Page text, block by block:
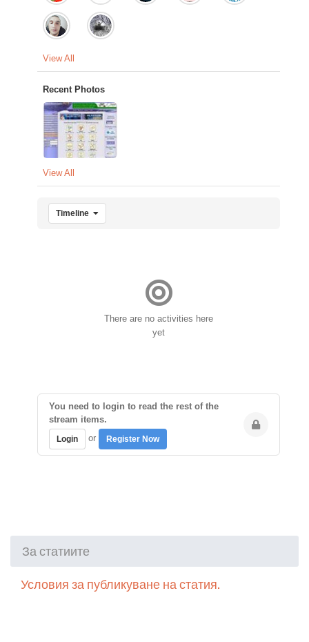
View All
Recent Photos
View All
Timeline
There are no activities here
yet
You need to login to read the rest of the
stream items.
Login or Register Now
За статиите
Условия за публикуване на статия.